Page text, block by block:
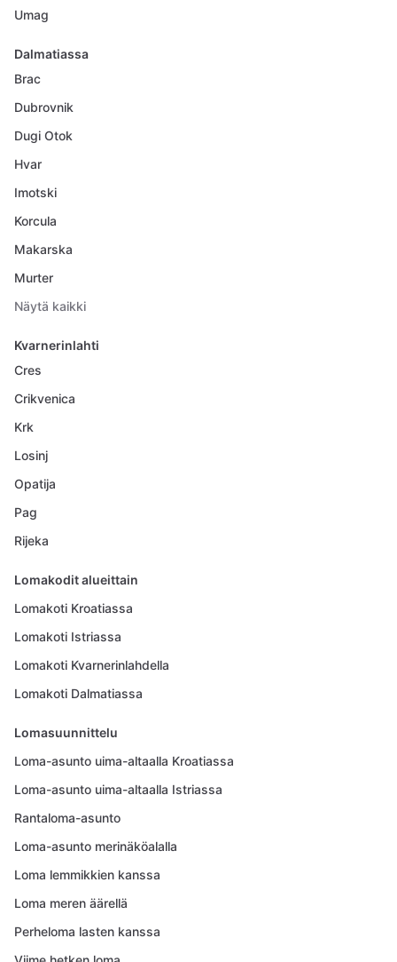
Umag
Dalmatiassa
Brac
Dubrovnik
Dugi Otok
Hvar
Imotski
Korcula
Makarska
Murter
Näytä kaikki
Kvarnerinlahti
Cres
Crikvenica
Krk
Losinj
Opatija
Pag
Rijeka
Lomakodit alueittain
Lomakoti Kroatiassa
Lomakoti Istriassa
Lomakoti Kvarnerinlahdella
Lomakoti Dalmatiassa
Lomasuunnittelu
Loma-asunto uima-altaalla Kroatiassa
Loma-asunto uima-altaalla Istriassa
Rantaloma-asunto
Loma-asunto merinäköalalla
Loma lemmikkien kanssa
Loma meren äärellä
Perheloma lasten kanssa